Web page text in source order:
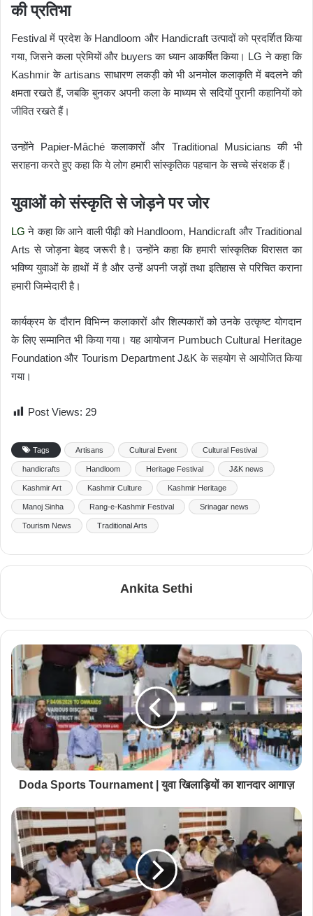
की प्रतिभा
Festival में प्रदेश के Handloom और Handicraft उत्पादों को प्रदर्शित किया
गया, जिसने कला प्रेमियों और buyers का ध्यान आकर्षित किया। LG ने कहा कि
Kashmir के artisans साधारण लकड़ी को भी अनमोल कलाकृति में बदलने की
क्षमता रखते हैं, जबकि बुनकर अपनी कला के माध्यम से सदियों पुरानी कहानियों को
जीवित रखते हैं।
उन्होंने Papier-Mâché कलाकारों और Traditional Musicians की भी
सराहना करते हुए कहा कि ये लोग हमारी सांस्कृतिक पहचान के सच्चे संरक्षक हैं।
युवाओं को संस्कृति से जोड़ने पर जोर
LG ने कहा कि आने वाली पीढ़ी को Handloom, Handicraft और Traditional
Arts से जोड़ना बेहद जरूरी है। उन्होंने कहा कि हमारी सांस्कृतिक विरासत का
भविष्य युवाओं के हाथों में है और उन्हें अपनी जड़ों तथा इतिहास से परिचित कराना
हमारी जिम्मेदारी है।
कार्यक्रम के दौरान विभिन्न कलाकारों और शिल्पकारों को उनके उत्कृष्ट योगदान
के लिए सम्मानित भी किया गया। यह आयोजन Pumbuch Cultural Heritage
Foundation और Tourism Department J&K के सहयोग से आयोजित किया
गया।
Post Views: 29
Tags Artisans Cultural Event Cultural Festival
handicrafts Handloom Heritage Festival J&K news
Kashmir Art Kashmir Culture Kashmir Heritage
Manoj Sinha Rang-e-Kashmir Festival Srinagar news
Tourism News Traditional Arts
Ankita Sethi
Doda Sports Tournament | युवा खिलाड़ियों का शानदार आगाज़